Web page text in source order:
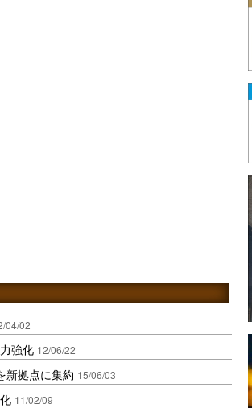
04/02
強化 12/06/22
新拠点に集約 15/06/03
11/02/09